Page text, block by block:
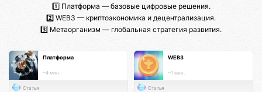
1️⃣ Платформа — базовые цифровые решения.
2️⃣ WEB3 — криптоэкономика и децентрализация.
3️⃣ Метаорганизм — глобальная стратегия развития.
Платформа
~4 мин.
Статья
WEB3
~1 мин.
Статья